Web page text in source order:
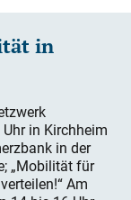
in
in Kirchheim
in der
„Mobilität für
Am